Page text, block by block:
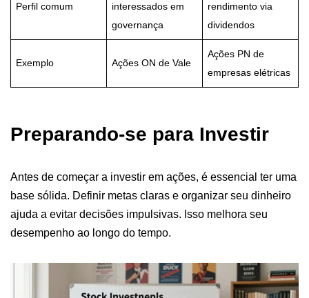
Perfil comum
interessados em
governança
rendimento via
dividendos
Exemplo Ações ON de Vale
Ações PN de
empresas elétricas
Preparando-se para Investir
Antes de começar a investir em ações, é essencial ter uma
base sólida. Definir metas claras e organizar seu dinheiro
ajuda a evitar decisões impulsivas. Isso melhora seu
desempenho ao longo do tempo.